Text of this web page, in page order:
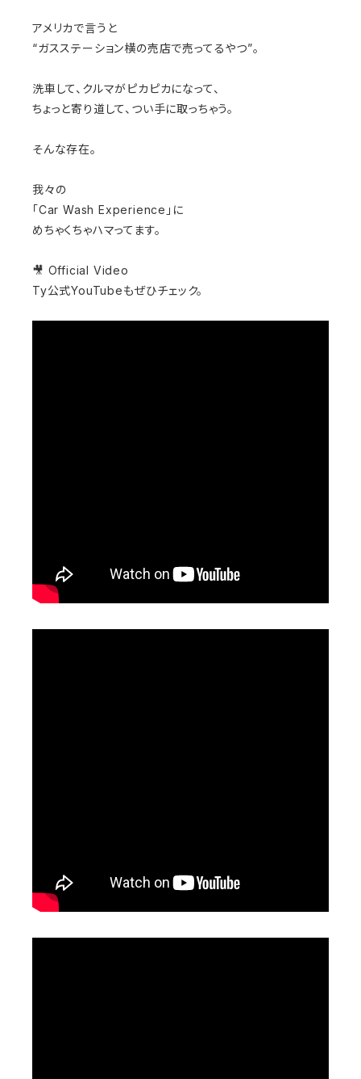
アメリカで言うと
“ガスステーション横の売店で売ってるやつ”。
洗車して、クルマがピカピカになって、
ちょっと寄り道して、つい手に取っちゃう。
そんな存在。
我々の
「Car Wash Experience」に
めちゃくちゃハマってます。
🎥 Official Video
Ty公式YouTubeもぜひチェック。